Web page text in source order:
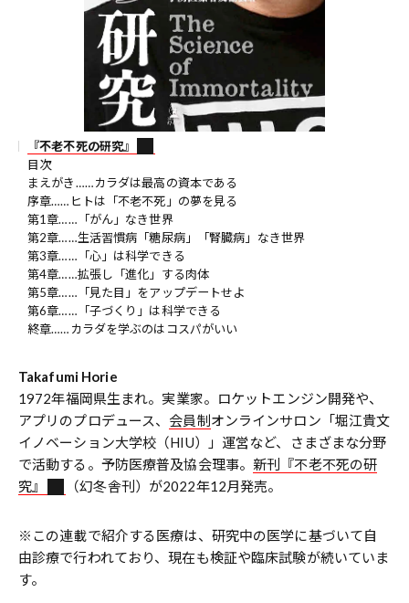
『不老不死の研究』
目次
まえがき……カラダは最高の資本である
序章……ヒトは「不老不死」の夢を見る
第1章……「がん」なき世界
第2章……生活習慣病「糖尿病」「腎臓病」なき世界
第3章……「心」は科学できる
第4章……拡張し「進化」する肉体
第5章……「見た目」をアップデートせよ
第6章……「子づくり」は科学できる
終章……カラダを学ぶのはコスパがいい
Takafumi Horie
1972年福岡県生まれ。実業家。ロケットエンジン開発や、
アプリのプロデュース、 会員制 オンラインサロン「堀江貴文
イノベーション大学校（HIU）」運営など、さまざまな分野
で活動する。予防医療普及協会理事。 新刊『不老不死の研
究』
（幻冬舎刊）が2022年12月発売。
※この連載で紹介する医療は、研究中の医学に基づいて自
由診療で行われており、現在も検証や臨床試験が続いていま
す。